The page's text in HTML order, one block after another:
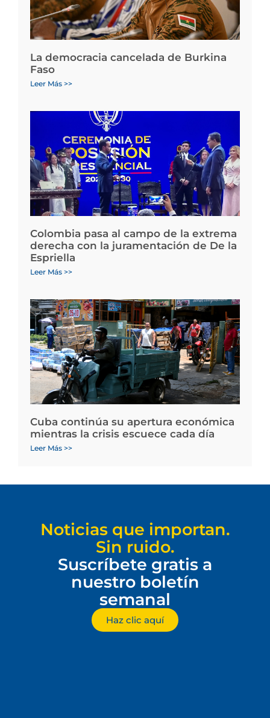
La democracia cancelada de Burkina
Faso
Leer Más >>
Colombia pasa al campo de la extrema
derecha con la juramentación de De la
Espriella
Leer Más >>
Cuba continúa su apertura económica
mientras la crisis escuece cada día
Leer Más >>
Noticias que importan.
Sin ruido.
Suscríbete gratis a
nuestro boletín
semanal
Haz clic aquí